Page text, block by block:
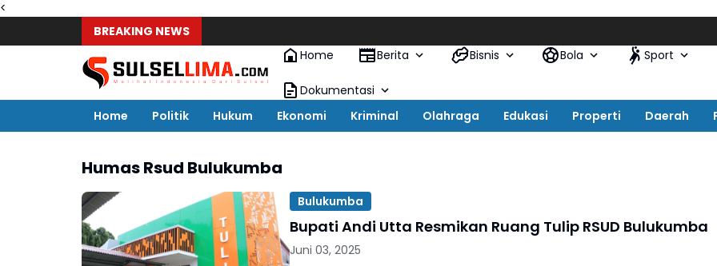
<
BREAKING NEWS
Home
Berita Bisnis Bola Sport
Dokumentasi
Home
Politik Hukum Ekonomi Kriminal Olahraga Edukasi Properti Daerah
Humas Rsud Bulukumba
Bulukumba
Bupati Andi Utta Resmikan Ruang Tulip RSUD Bulukumba
Juni 03, 2025